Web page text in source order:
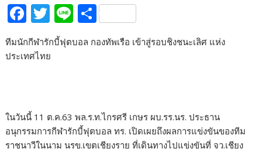
F
ac
e
o
k
T
w
itt
Li
e
S
h
ar
ทีมนักกีฬารักบี้ฟุตบอล กองทัพเรือ เข้าสู่รอบชิงชนะเลิศ แห่ง
ประเทศไทย
ในวันนี้ 11 ต.ค.63 พล.ร.ท.ไกรศรี เกษร ผบ.รร.นร. ประธาน
อนุกรรมการกีฬารักบี้ฟุตบอล ทร. เปิดเผยถึงผลการแข่งขันของทีม
ราชนาวีในนาม นรข.เขตเชียงราย ที่เดินทางไปแข่งขันที่ จว.เชียง